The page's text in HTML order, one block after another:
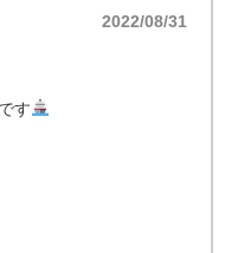
2022/08/31
す